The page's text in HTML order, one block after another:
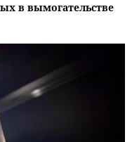
в вымогательстве